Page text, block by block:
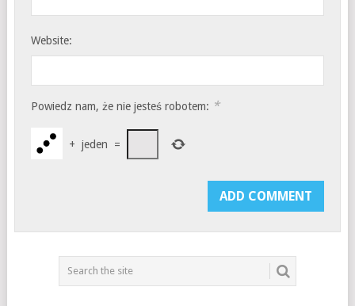
Website:
Powiedz nam, że nie jesteś robotem: *
+ jeden =